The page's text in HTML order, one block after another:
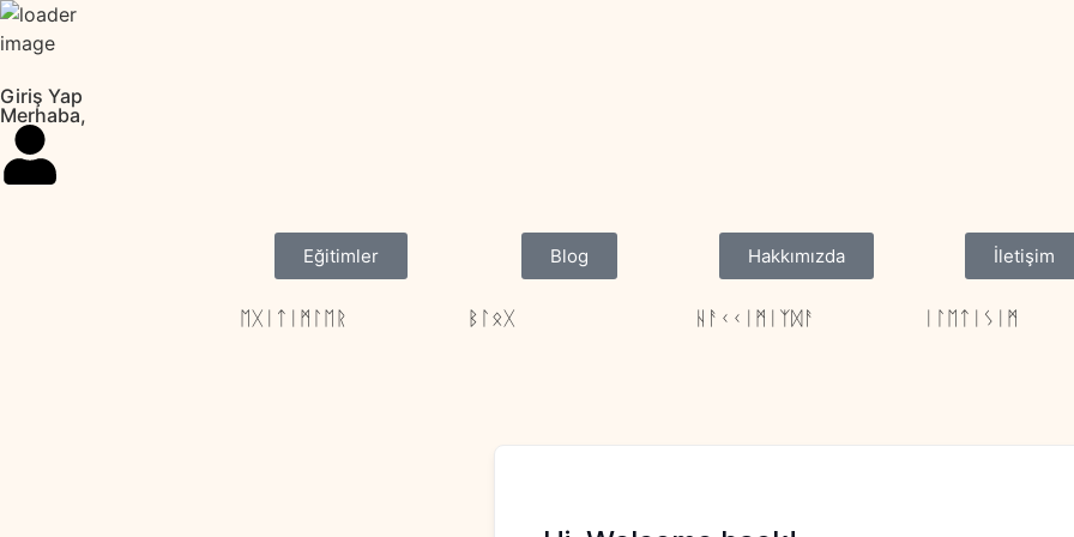
Giriş Yap
Merhaba,
Eğitimler
ᛖᚷᛁᛏᛁᛗᛚᛖᚱ
Blog
ᛒᛚᛟᚷ
Hakkımızda
ᚺᚨᚲᚲᛁᛗᛁᛉᛞᚨ
İletişim
ᛁᛚᛖᛏᛁᛊᛁᛗ